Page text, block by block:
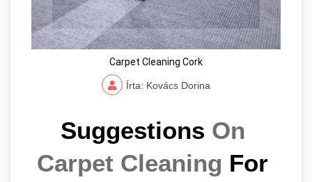
Carpet Cleaning Cork
Írta: Kovács Dorina
Suggestions On
Carpet Cleaning For